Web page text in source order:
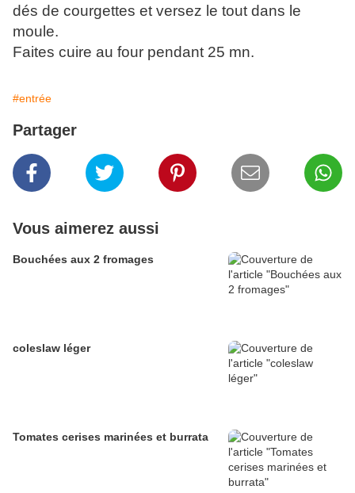
dés de courgettes et versez le tout dans le
moule.
Faites cuire au four pendant 25 mn.
#entrée
Partager
Vous aimerez aussi
Bouchées aux 2 fromages
coleslaw léger
Tomates cerises marinées et burrata